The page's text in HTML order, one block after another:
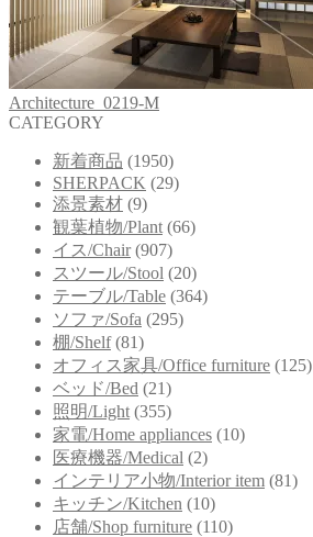
Architecture_0219-M
CATEGORY
新着商品 (1950)
SHERPACK (29)
添景素材 (9)
観葉植物/Plant (66)
イス/Chair (907)
スツール/Stool (20)
テーブル/Table (364)
ソファ/Sofa (295)
棚/Shelf (81)
オフィス家具/Office furniture (125)
ベッド/Bed (21)
照明/Light (355)
家電/Home appliances (10)
医療機器/Medical (2)
インテリア小物/Interior item (81)
キッチン/Kitchen (10)
店舗/Shop furniture (110)